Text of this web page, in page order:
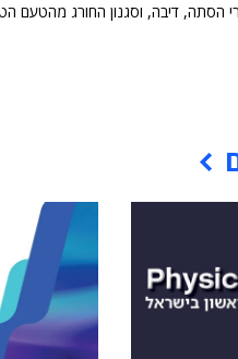
הסתה, דיבה, וסגנון החורג מהטעם